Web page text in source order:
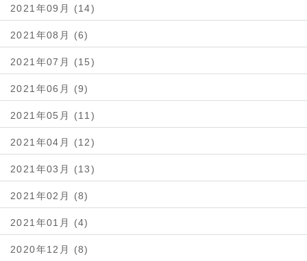
2021年09月 (14)
2021年08月 (6)
2021年07月 (15)
2021年06月 (9)
2021年05月 (11)
2021年04月 (12)
2021年03月 (13)
2021年02月 (8)
2021年01月 (4)
2020年12月 (8)